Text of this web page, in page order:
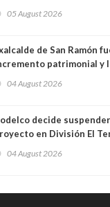
absolución del
05 August 2026
de San Ramón
patrimonial y
04 August 2026
decide
en División El
04 August 2026